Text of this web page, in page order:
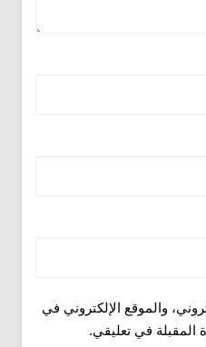
والموقع الإلكتروني في
المقبلة في تعليقي.